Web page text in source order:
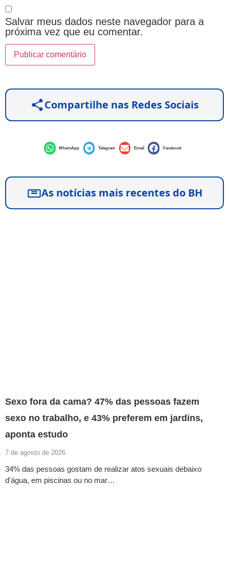
Salvar meus dados neste navegador para a
próxima vez que eu comentar.
Compartilhe nas Redes Sociais
WhatsApp Telegram Email Facebook
As notícias mais recentes do BH
Sexo fora da cama? 47% das pessoas fazem
sexo no trabalho, e 43% preferem em jardins,
aponta estudo
7 de agosto de 2026
34% das pessoas gostam de realizar atos sexuais debaixo
d'água, em piscinas ou no mar…